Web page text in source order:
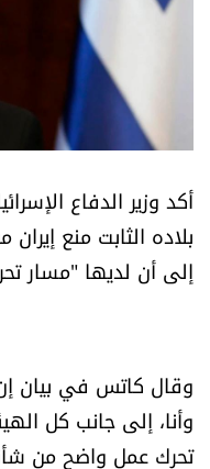
نداء القرّاء
كتّابنا
آراء
اقتصاد
أكد وزير الدفاع
بلاده الثابت منع
إلى أن لديها "مسار
وقال كاتس في بيان إن
وأنا، إلى جانب كل
تحرك عمل واضح من